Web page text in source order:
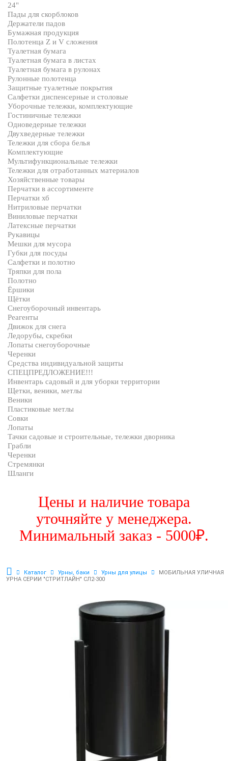
24"
Пады для скорблоков
Держатели падов
Бумажная продукция
Полотенца Z и V сложения
Туалетная бумага
Туалетная бумага в листах
Туалетная бумага в рулонах
Рулонные полотенца
Защитные туалетные покрытия
Салфетки диспенсерные и столовые
Уборочные тележки, комплектующие
Гостиничные тележки
Одноведерные тележки
Двухведерные тележки
Тележки для сбора белья
Комплектующие
Мультифункциональные тележки
Тележки для отработанных материалов
Хозяйственные товары
Перчатки в ассортименте
Перчатки хб
Нитриловые перчатки
Виниловые перчатки
Латексные перчатки
Рукавицы
Мешки для мусора
Губки для посуды
Салфетки и полотно
Тряпки для пола
Полотно
Ёршики
Щётки
Снегоуборочный инвентарь
Реагенты
Движок для снега
Ледорубы, скребки
Лопаты снегоуборочные
Черенки
Средства индивидуальной защиты
СПЕЦПРЕДЛОЖЕНИЕ!!!
Инвентарь садовый и для уборки территории
Щетки, веники, метлы
Веники
Пластиковые метлы
Совки
Лопаты
Тачки садовые и строительные, тележки дворника
Грабли
Черенки
Стремянки
Шланги
Цены и наличие товара
уточняйте у менеджера.
Минимальный заказ - 5000₽.
Каталог Урны, баки Урны для улицы
МОБИЛЬНАЯ УЛИЧНАЯ
УРНА СЕРИИ "СТРИТЛАЙН" СЛ2-300